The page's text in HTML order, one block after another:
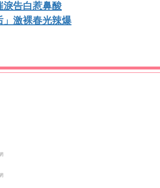
淚告白惹鼻酸
」激裸春光辣爆